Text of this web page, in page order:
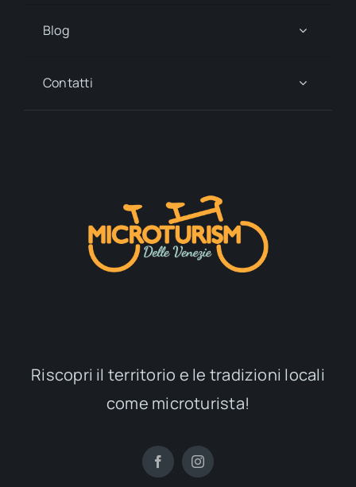
Blog
Contatti
Riscopri il territorio e le tradizioni locali
come microturista!